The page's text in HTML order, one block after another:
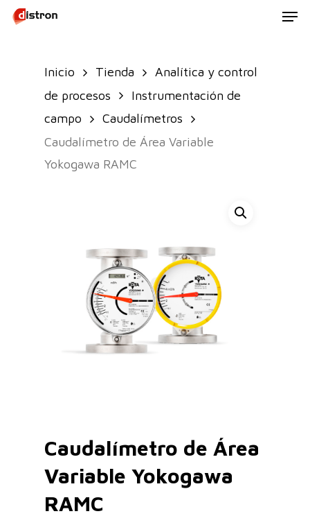
Skip
Inicio Tienda
Analítica y control
de procesos
Instrumentación de
campo
Caudalímetros
Caudalímetro de Área Variable
Yokogawa RAMC
Caudalímetro de Área
Variable Yokogawa
RAMC